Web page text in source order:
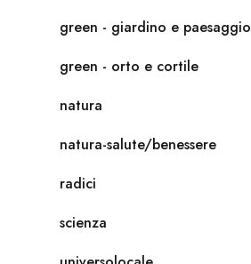
green - giardino e paesaggio
green - orto e cortile
natura
natura-salute/benessere
radici
scienza